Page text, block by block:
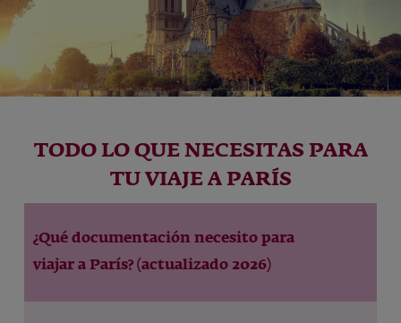
TODO LO QUE NECESITAS PARA
TU VIAJE A PARÍS
¿Qué documentación necesito para
viajar a París? (actualizado 2026)